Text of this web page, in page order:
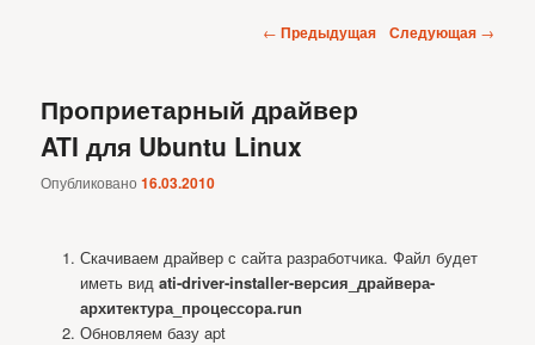
Навигация по записям
← Предыдущая Следующая →
Проприетарный драйвер
ATI для Ubuntu Linux
Опубликовано 16.03.2010
Скачиваем драйвер с сайта разработчика. Файл будет
иметь вид ati-driver-installer-версия_драйвера-
архитектура_процессора.run
Обновляем базу apt